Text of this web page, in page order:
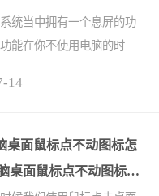
当中拥有一个息屏的功
能在你不使用电脑的时
动息屏，那么win7系统如何
14
桌面鼠标点不动图标怎